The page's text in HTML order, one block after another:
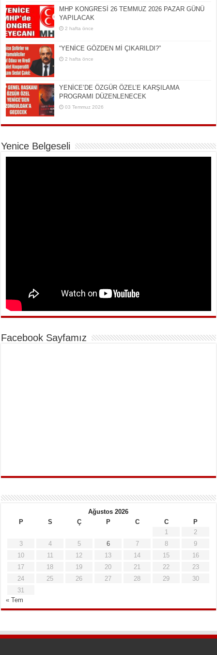
MHP KONGRESİ 26 TEMMUZ 2026 PAZAR GÜNÜ
YAPILACAK
2 hafta önce
“YENİCE GÖZDEN Mİ ÇIKARILDI?”
2 hafta önce
YENİCE’DE ÖZGÜR ÖZEL’E KARŞILAMA
PROGRAMI DÜZENLENECEK
03 Temmuz 2026
Yenice Belgeseli
Facebook Sayfamız
Ağustos 2026
P
S Ç P C C
P
1
2
3
4 5 6 7 8
9
10
11 12 13 14 15
16
17
18 19 20 21 22
23
24
25 26 27 28 29
30
31
« Tem